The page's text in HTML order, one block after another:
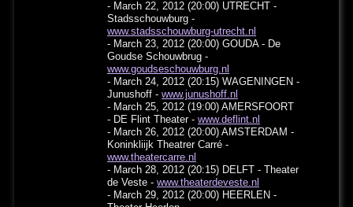
- March 22, 2012 (20:00) UTRECHT -
Stadsschouwburg -
www.stadsschouwburg-utrecht.nl
- March 23, 2012 (20:00) GOUDA - De
Goudse Schouwbrug -
www.goudseschouwburg.nl
- March 24, 2012 (20:15) WAGENINGEN -
Junushoff -www.junushoff.nl
- March 25, 2012 (19:00) AMERSFOORT
- DE Flint Theater -www.deflint.nl
- March 26, 2012 (20:00) AMSTERDAM -
Koninkliijk Theatrer Carré -
www.theatercarre.nl
- March 28, 2012 (20:15) DELFT - Theater
de Veste -www.theaterdeveste.nl
- March 29, 2012 (20:00) HEERLEN -